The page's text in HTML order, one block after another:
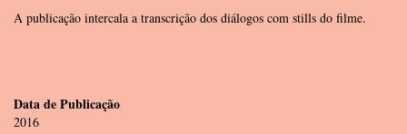
A publicação intercala a transcrição dos diálogos com stills do filme.
Data de Publicação
2016